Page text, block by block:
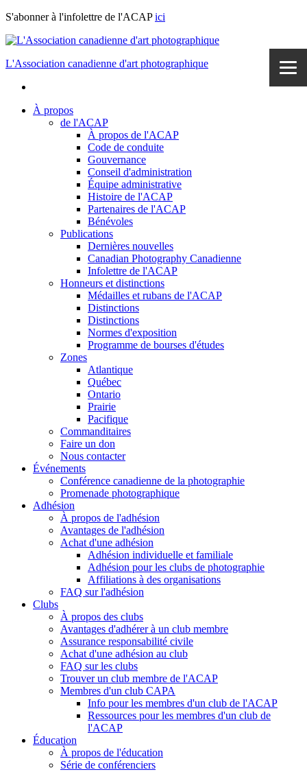
Skip
content
S'abonner à l'infolettre de l'ACAPici
L'Association canadienne d'art photographique
À propos
de l'ACAP
À propos de l'ACAP
Code de conduite
Gouvernance
Conseil d'administration
Équipe administrative
Histoire de l'ACAP
Partenaires de l'ACAP
Bénévoles
Publications
Dernières nouvelles
Canadian Photography Canadienne
Infolettre de l'ACAP
Honneurs et distinctions
Médailles et rubans de l'ACAP
Distinctions
Distinctions
Normes d'exposition
Programme de bourses d'études
Zones
Atlantique
Québec
Ontario
Prairie
Pacifique
Commanditaires
Faire un don
Nous contacter
Événements
Conférence canadienne de la photographie
Promenade photographique
Adhésion
À propos de l'adhésion
Avantages de l'adhésion
Achat d'une adhésion
Adhésion individuelle et familiale
Adhésion pour les clubs de photographie
Affiliations à des organisations
FAQ sur l'adhésion
Clubs
À propos des clubs
Avantages d'adhérer à un club membre
Assurance responsabilité civile
Achat d'une adhésion au club
FAQ sur les clubs
Trouver un club membre de l'ACAP
Membres d'un club CAPA
Info pour les membres d'un club de l'ACAP
Ressources pour les membres d'un club de
l'ACAP
Éducation
À propos de l'éducation
Série de conférenciers